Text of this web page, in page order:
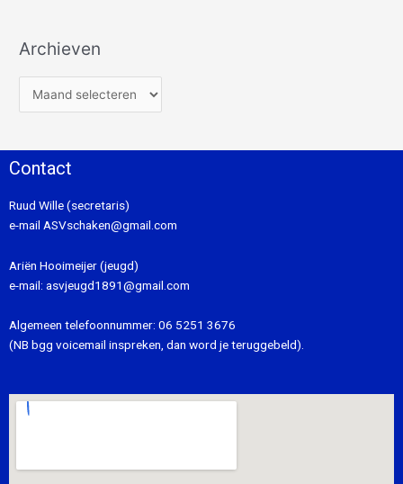
Archieven
Contact
Ruud Wille (secretaris)
e-mail ASVschaken@gmail.com
Ariën Hooimeijer (jeugd)
e-mail: asvjeugd1891@gmail.com
Algemeen telefoonnummer: 06 5251 3676
(NB bgg voicemail inspreken, dan word je teruggebeld).